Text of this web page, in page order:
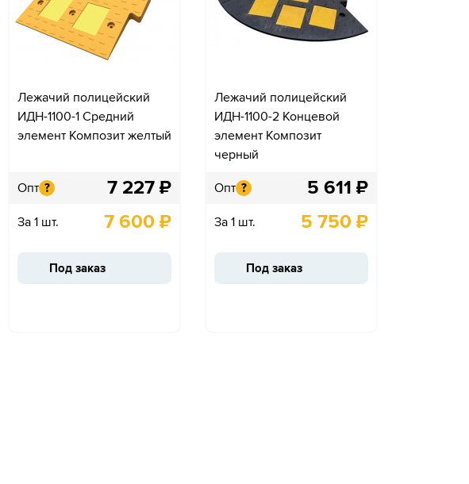
Лежачий полицейский
ИДН-1100-1 Средний
элемент Композит желтый
Опт ? 7 227 ₽
За 1 шт. 7 600 ₽
Под заказ
Лежачий полицейский
ИДН-1100-2 Концевой
элемент Композит
черный
Опт ? 5 611 ₽
За 1 шт. 5 750 ₽
Под заказ